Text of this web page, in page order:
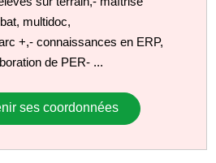
multidoc,
+,- connaissances en ERP,
de PER- ...
ses coordonnées